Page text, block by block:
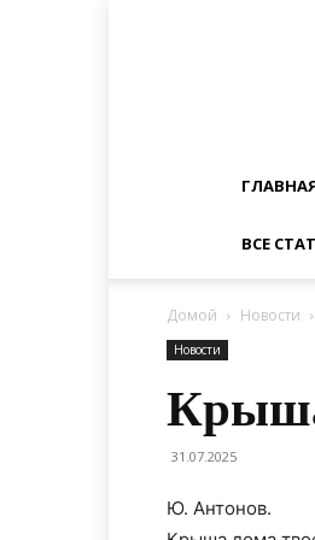
ВСЕ
Домой Новости
Новости
31.07.2025
Ю. Антонов.